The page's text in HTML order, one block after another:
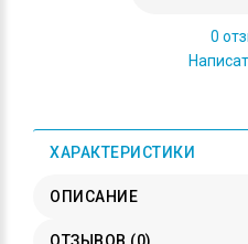
0
ХАРАКТЕРИСТИКИ
ОПИСАНИЕ
ОТЗЫВОВ (0)